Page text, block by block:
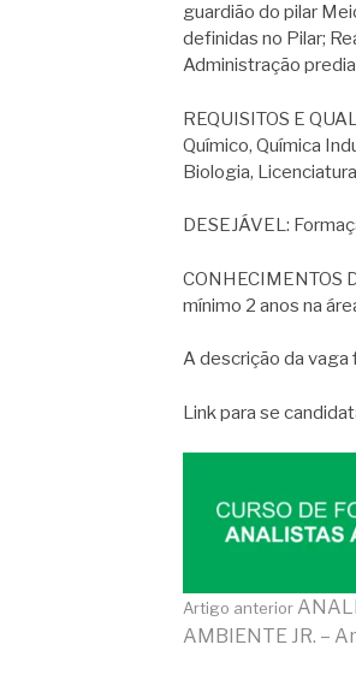
guardião do pilar
definidas no Pilar;
Administração
REQUISITOS E
Químico, Química
Biologia,
DESEJÁVEL:
CONHECIMENTOS
mínimo 2 anos na
A descrição da vaga
Link para se
Artigo anterior
AMBIENTE JR. –